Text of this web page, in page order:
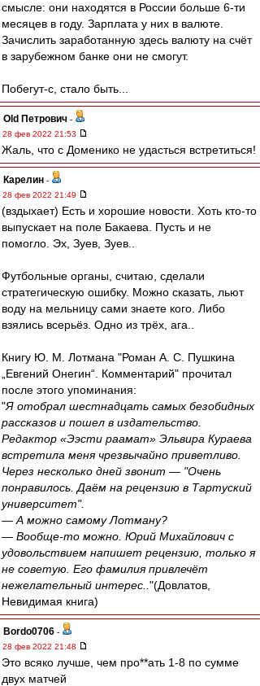
смысле: они находятся в России больше 6-ти
месяцев в году. Зарплата у них в валюте.
Зачислить заработанную здесь валюту на счёт
в зарубежном банке они не смогут.
Побегут-с, стало быть...
Old Петрович -
28 фев 2022 21:53
Жаль, что с Доменико не удасться встретиться!
Карелин -
28 фев 2022 21:49
(вздыхает) Есть и хорошие новости. Хоть кто-то
выпускает на поле Бакаева. Пусть и не
помогло. Эх, Зуев, Зуев..
Футбольные органы, считаю, сделали
стратегическую ошибку. Можно сказать, льют
воду на мельницу сами знаете кого. Либо
взялись всерьёз. Одно из трёх, ага..
Книгу Ю. М. Лотмана "Роман А. С. Пушкина
„Евгений Онегин“. Комментарий" прочитал
после этого упоминания:
"Я отобрал шестнадцать самых безобидных
рассказов и пошел в издательство.
Редактор «Ээсти раамат» Эльвира Кураева
встретила меня чрезвычайно приветливо.
Через несколько дней звонит — "Очень
понравилось. Даём на рецензию в Тартуский
университет".
— А можно самому Лотману?
— Вообще-то можно. Юрий Михайлович с
удовольствием напишет рецензию, только я
не советую. Его фамилия привлечёт
нежелательный интерес.. "(Довлатов,
Невидимая книга)
Bordo0706 -
28 фев 2022 21:48
Это всяко лучше, чем про**ать 1-8 по сумме
двух матчей